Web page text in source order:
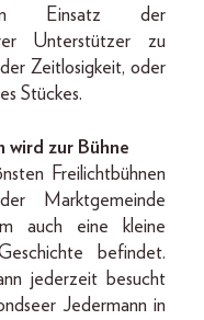
Einsatz der
Unterstützer zu
Zeitlosigkeit, oder
Stückes.
wird zur Bühne
Freilichtbühnen
Marktgemeinde
auch eine kleine
befindet.
jederzeit besucht
Jedermann in